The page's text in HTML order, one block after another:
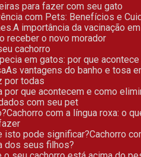
para fazer com seu gato
com Pets: Benefícios e
A importância da vacinação
receber o novo morador
cachorro
em gatos: por que
As vantagens do banho e tosa
por todas
por que acontecem e como
com seu pet
Cachorro com a língua roxa: o
isto pode significar? Cachorro
dos seus filhos?